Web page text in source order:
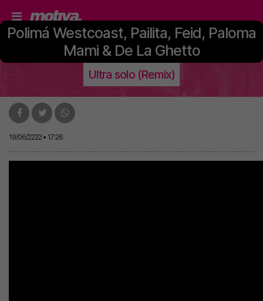
Polimá Westcoast, Pailita, Feid, Paloma
Mami & De La Ghetto
Ultra solo (Remix)
19/06/2222 • 17:26